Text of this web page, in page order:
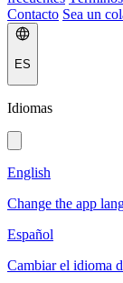
Contacto Sea un
ES
Idiomas
English
Change the app
Español
Cambiar el idioma